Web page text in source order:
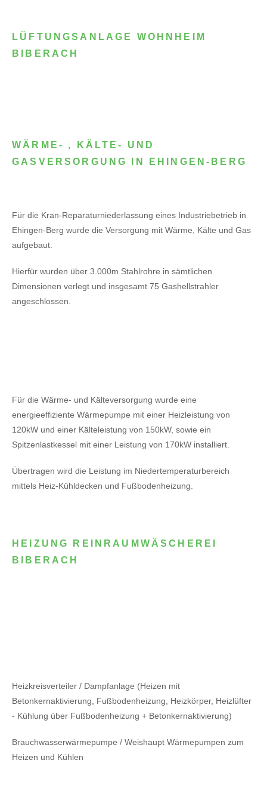
LÜFTUNGSANLAGE WOHNHEIM
BIBERACH
WÄRME- , KÄLTE- UND
GASVERSORGUNG IN EHINGEN-BERG
Für die Kran-Reparaturniederlassung eines Industriebetrieb in
Ehingen-Berg wurde die Versorgung mit Wärme, Kälte und Gas
aufgebaut.
Hierfür wurden über 3.000m Stahlrohre in sämtlichen
Dimensionen verlegt und insgesamt 75 Gashellstrahler
angeschlossen.
Für die Wärme- und Kälteversorgung wurde eine
energieeffiziente Wärmepumpe mit einer Heizleistung von
120kW und einer Kälteleistung von 150kW, sowie ein
Spitzenlastkessel mit einer Leistung von 170kW installiert.
Übertragen wird die Leistung im Niedertemperaturbereich
mittels Heiz-Kühldecken und Fußbodenheizung.
HEIZUNG REINRAUMWÄSCHEREI
BIBERACH
Heizkreisverteiler / Dampfanlage (Heizen mit
Betonkernaktivierung, Fußbodenheizung, Heizkörper, Heizlüfter
- Kühlung über Fußbodenheizung + Betonkernaktivierung)
Brauchwasserwärmepumpe / Weishaupt Wärmepumpen zum
Heizen und Kühlen